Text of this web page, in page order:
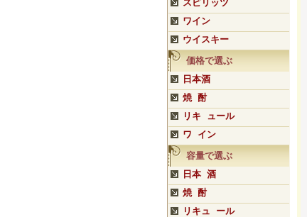
スピリッツ
ワイン
ウイスキー
価格で選ぶ
日本酒
焼 酎
リキ ュール
ワ イン
容量で選ぶ
日本 酒
焼 酎
リキュ ール